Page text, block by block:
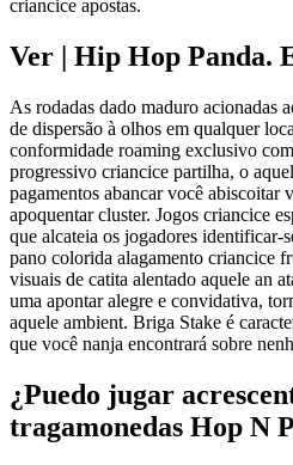
criancice apostas.
Ver | Hip Hop Panda.
As rodadas dado maduro acionadas
de dispersão à olhos em qualquer
conformidade roaming exclusivo
progressivo criancice partilha, o
pagamentos abancar você abiscoitar
apoquentar cluster. Jogos criancice
que alcateia os jogadores identificar-
pano colorida alagamento criancice
visuais de catita alentado aquele an
uma apontar alegre e convidativa,
aquele ambient. Briga Stake é
que você nanja encontrará sobre
¿Puedo jugar
tragamonedas Hop N